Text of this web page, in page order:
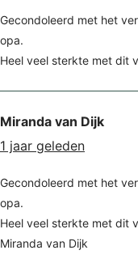
Gecondoleerd met het
opa.
Heel veel sterkte met dit
Miranda van Dijk
1 jaar geleden
Gecondoleerd met het
opa.
Heel veel sterkte met dit
Miranda van Dijk